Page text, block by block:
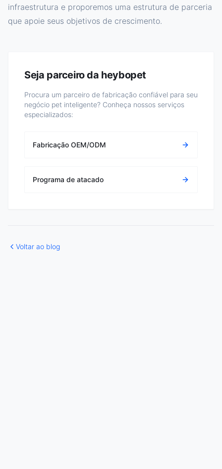
infraestrutura e proporemos uma estrutura de parceria
que apoie seus objetivos de crescimento.
Seja parceiro da heybopet
Procura um parceiro de fabricação confiável para seu
negócio pet inteligente? Conheça nossos serviços
especializados:
Fabricação OEM/ODM
Programa de atacado
Voltar ao blog